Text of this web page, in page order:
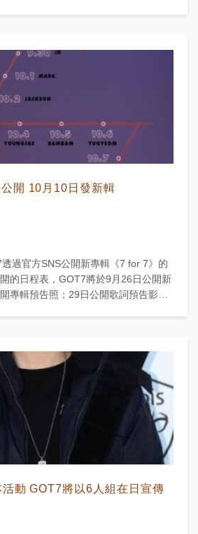
開 10月10日發新輯
過官方SNS公開新專輯《7 for 7》的
專輯預告照；29日公開歌詞預告影
動 GOT7將以6人組在日宣傳